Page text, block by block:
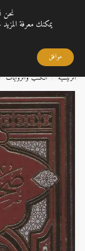
القائمة
بحث
القراءة تمنحنا الفرصة
الرئيسية / الكتب والروايات
نحن
يمكنك معرفة
موافق